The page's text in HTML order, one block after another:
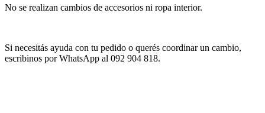
No se realizan cambios de accesorios ni ropa interior.
Si necesitás ayuda con tu pedido o querés coordinar un cambio,
escribinos por WhatsApp al 092 904 818.